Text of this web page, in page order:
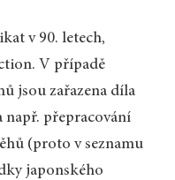
v 90. letech,
V případě
jsou zařazena díla
např. přepracování
(proto v seznamu
japonského